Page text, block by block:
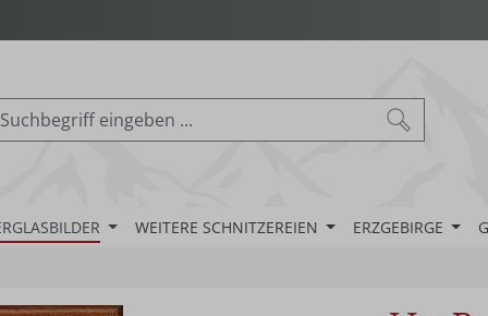
WEITERE SCHNITZEREIEN ERZGEBIRGE